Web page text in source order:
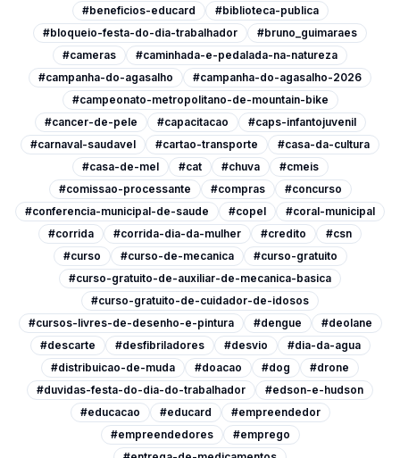
#beneficios-educard
#biblioteca-publica
#bloqueio-festa-do-dia-trabalhador
#bruno_guimaraes
#cameras
#caminhada-e-pedalada-na-natureza
#campanha-do-agasalho
#campanha-do-agasalho-2026
#campeonato-metropolitano-de-mountain-bike
#cancer-de-pele
#capacitacao
#caps-infantojuvenil
#carnaval-saudavel
#cartao-transporte
#casa-da-cultura
#casa-de-mel
#cat #chuva
#cmeis
#comissao-processante
#compras
#concurso
#conferencia-municipal-de-saude
#copel
#coral-municipal
#corrida
#corrida-dia-da-mulher #credito
#csn
#curso
#curso-de-mecanica
#curso-gratuito
#curso-gratuito-de-auxiliar-de-mecanica-basica
#curso-gratuito-de-cuidador-de-idosos
#cursos-livres-de-desenho-e-pintura
#dengue
#deolane
#descarte
#desfibriladores #desvio
#dia-da-agua
#distribuicao-de-muda
#doacao #dog
#drone
#duvidas-festa-do-dia-do-trabalhador
#edson-e-hudson
#educacao
#educard
#empreendedor
#empreendedores
#emprego